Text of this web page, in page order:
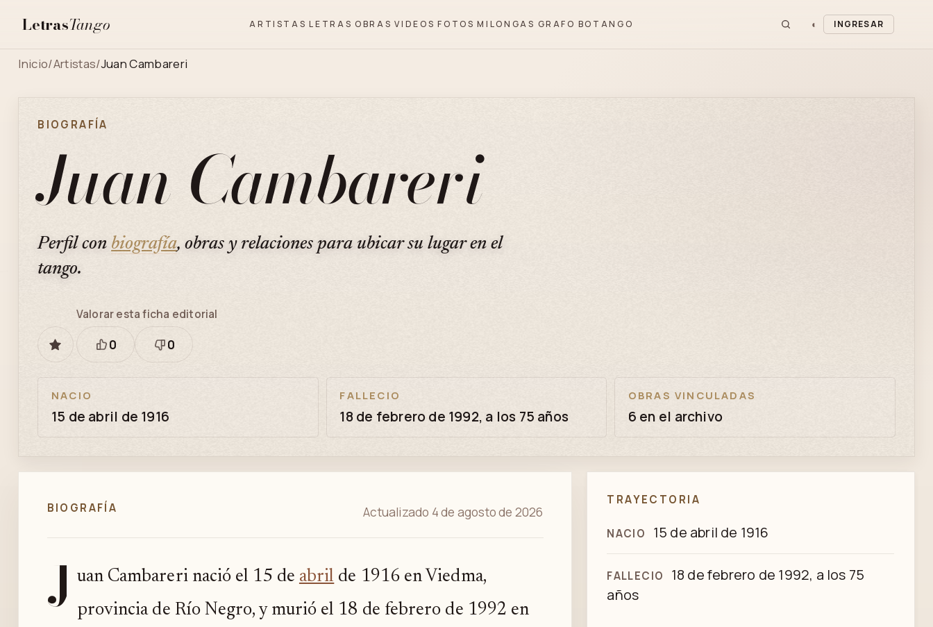
LetrasTango ARTISTAS LETRAS OBRAS VIDEOS FOTOS MILONGAS GRAFO BOTANGO ◐ INGRESAR
Inicio/Artistas/Juan Cambareri
BIOGRAFÍA
Juan Cambareri
Perfil con biografía, obras y relaciones para ubicar su lugar en el
tango.
GUARDAR
Valorar esta ficha editorial
Está
0
Necesita
0
NACIO
15 de abril de 1916
FALLECIO
18 de febrero de 1992, a los 75 años
OBRAS VINCULADAS
6 en el archivo
BIOGRAFÍA Actualizado 4 de agosto de 2026
J uan Cambareri nació el 15 de abril de 1916 en Viedma,
provincia de Río Negro, y murió el 18 de febrero de 1992 en
TRAYECTORIA
NACIO 15 de abril de 1916
FALLECIO
18 de febrero de 1992, a los 75
años